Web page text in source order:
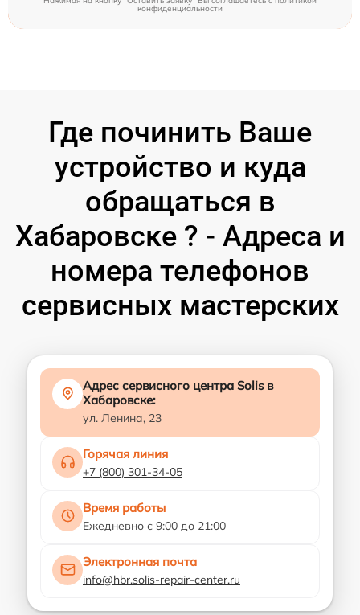
конфиденциальности
Где починить Ваше
устройство и куда
обращаться в
Хабаровске ? - Адреса и
номера телефонов
сервисных мастерских
Адрес сервисного центра Solis в
Хабаровске:
ул. Ленина, 23
Горячая линия
+7 (800) 301-34-05
Время работы
Ежедневно с 9:00 до 21:00
Электронная почта
info@hbr.solis-repair-center.ru